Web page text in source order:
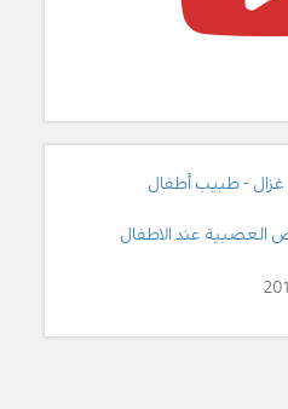
غزال - طبيب أطفال
العصبية عند الاطفال